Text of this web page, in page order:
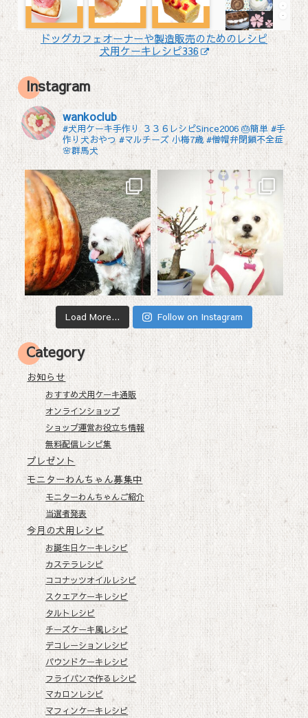
ドッグカフェオーナーや製造販売のためのレシピ
犬用ケーキレシピ336
Instagram
wankoclub
#犬用ケーキ手作り ３３６レシピSince2006 🎂簡単 #手
作り犬おやつ #マルチーズ 小梅7歳 #僧帽弁閉鎖不全症
🌸群馬犬
Load More... Follow on Instagram
Category
お知らせ
おすすめ犬用ケーキ通販
オンラインショップ
ショップ運営お役立ち情報
無料配信レシピ集
プレゼント
モニターわんちゃん募集中
モニターわんちゃんご紹介
当選者発表
今月の犬用レシピ
お誕生日ケーキレシピ
カステラレシピ
ココナッツオイルレシピ
スクエアケーキレシピ
タルトレシピ
チーズケーキ風レシピ
デコレーションレシピ
パウンドケーキレシピ
フライパンで作るレシピ
マカロンレシピ
マフィンケーキレシピ